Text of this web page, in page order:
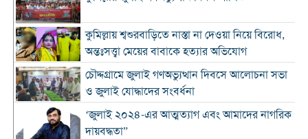
কুমিল্লায় শ্বশুরবাড়িতে নাস্তা না দেওয়া নিয়ে বিরোধ,
অন্তঃসত্ত্বা মেয়ের বাবাকে হত্যার অভিযোগ
চৌদ্দগ্রামে জুলাই গণঅভ্যুত্থান দিবসে আলোচনা সভা
ও জুলাই যোদ্ধাদের সংবর্ধনা
‘জুলাই ২০২৪-এর আত্মত্যাগ এবং আমাদের নাগরিক
দায়বদ্ধতা”